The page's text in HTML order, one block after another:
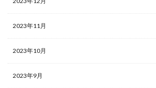
2023年11月
2023年10月
2023年9月